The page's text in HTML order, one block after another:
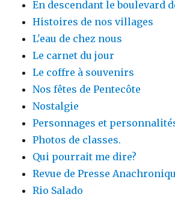
En descendant le boulevard
Histoires de nos villages
L'eau de chez nous
Le carnet du jour
Le coffre à souvenirs
Nos fêtes de Pentecôte
Nostalgie
Personnages et
Photos de classes.
Qui pourrait me dire?
Revue de Presse
Rio Salado